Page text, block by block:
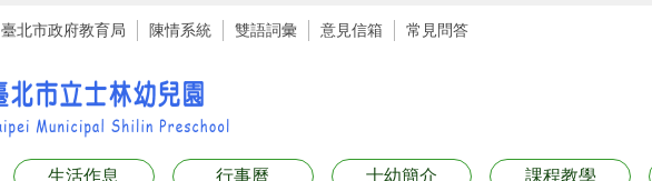
臺北市政府教育局 陳情系統 雙語詞彙 意見信箱 常見問答
生活作息 行事曆 士幼簡介 課程教學